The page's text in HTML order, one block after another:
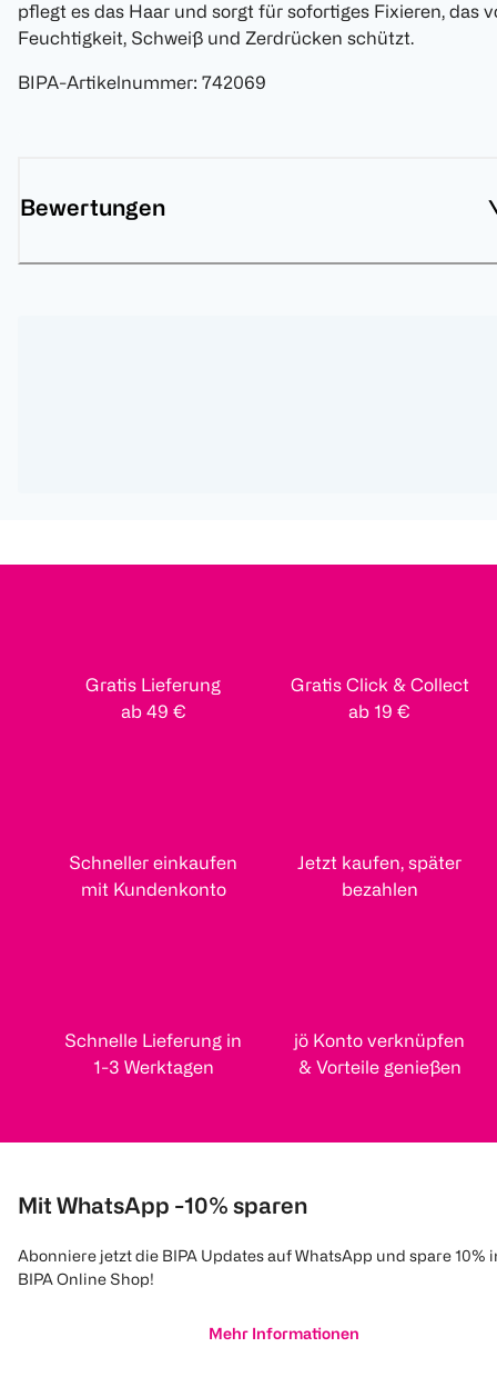
pflegt es das Haar und sorgt für sofortiges Fixieren, das
Feuchtigkeit, Schweiß und Zerdrücken schützt.
BIPA-Artikelnummer: 742069
Bewertungen
Gratis Lieferung
ab 49 €
Gratis Click & Collect
ab 19 €
Schneller einkaufen
mit Kundenkonto
Jetzt kaufen, später
bezahlen
Schnelle Lieferung in
1-3 Werktagen
jö Konto verknüpfen
& Vorteile genießen
Mit WhatsApp -10% sparen
Abonniere jetzt die BIPA Updates auf WhatsApp und spare 10%
BIPA Online Shop!
Mehr Informationen